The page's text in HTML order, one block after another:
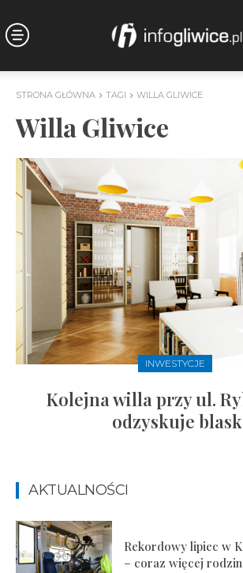
STRONA GŁÓWNA TAGI WILLA GLIWICE
Willa Gliwice
INWESTYCJE
Kolejna willa przy ul.
odzyskuje blask
AKTUALNOŚCI
Rekordowy lipiec w
– coraz więcej